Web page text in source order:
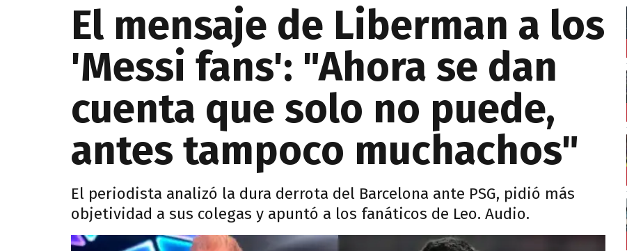
El mensaje de Liberman a los
'Messi fans': "Ahora se dan
cuenta que solo no puede,
antes tampoco muchachos"
El periodista analizó la dura derrota del Barcelona ante PSG, pidió más
objetividad a sus colegas y apuntó a los fanáticos de Leo. Audio.